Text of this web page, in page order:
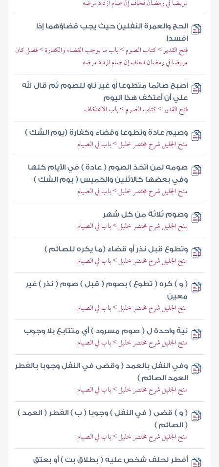
مريضا في رمضان فخاف إن صام ازداد مرضه
الحج والعمرة النفلين حيث يجب قضاؤهما إذا
أفسدا
فتح القدير > كتاب الصوم > باب ما يوجب القضاء والكفارة > فصل كان
مريضا في رمضان فخاف إن صام ازداد مرضه
أصبح صائما متطوعا أو غير ناو للصوم ثم قال لله
علي أن أعتكف هذا اليوم
فتح القدير > كتاب الصوم > باب الاعتكاف
وصيم عادة وتطوعا وقضاء وكفارة (يوم الشك )
منح الجليل شرح مختصر خليل > باب في الصيام
صومه لمن اتخذ الصوم ( عادة ) في الأيام كلها
وفي بعضها كالاثنين والخميس ( يوم الشك )
منح الجليل شرح مختصر خليل > باب في الصيام
وصوم ثلاثة من كل شهر
منح الجليل شرح مختصر خليل > باب في الصيام
وتطوع قبل نذر أو قضاء (ما يكره للصائم )
منح الجليل شرح مختصر خليل > باب في الصيام
( و ) كره ( تطوع ) بصوم ( قبل ) صوم ( نذر ) غير
معين
منح الجليل شرح مختصر خليل > باب في الصيام
نية واحدة ل ( صوم مسرود ) أي متتابع بلا وجوب
منح الجليل شرح مختصر خليل > باب في الصيام
وفي النفل بالعمد ( وقضى في النفل وجوبا بالفطر
العمد الصائم )
منح الجليل شرح مختصر خليل > باب في الصيام
( و ) قضى ( في النفل ) وجوبا ( ب ) الفطر ( العمد )
( الصائم )
منح الجليل شرح مختصر خليل > باب في الصيام
أفطر لحلف شخص عليه ( بطلاق بت ) أو بعتق